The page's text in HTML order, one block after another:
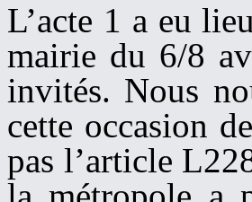
L’acte 1 a eu
mairie du 6/8
invités. Nous
cette occasion
pas l’article